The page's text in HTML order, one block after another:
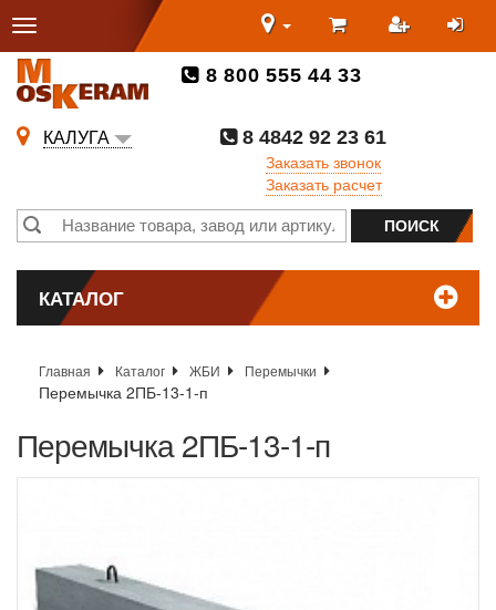
8 800 555 44 33
КАЛУГА
8 4842 92 23 61
Заказать звонок
Заказать расчет
КАТАЛОГ
Главная Каталог ЖБИ Перемычки
Перемычка 2ПБ-13-1-п
Перемычка 2ПБ-13-1-п